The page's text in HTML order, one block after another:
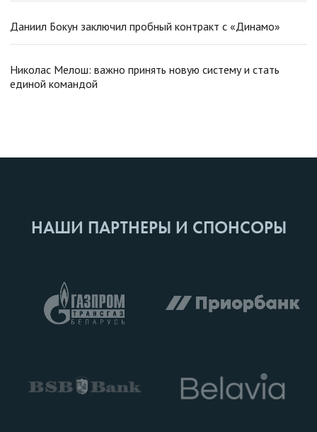
Даниил Бокун заключил пробный контракт с «Динамо»
Николас Мелош: важно принять новую систему и стать
единой командой
НАШИ ПАРТНЕРЫ И СПОНСОРЫ